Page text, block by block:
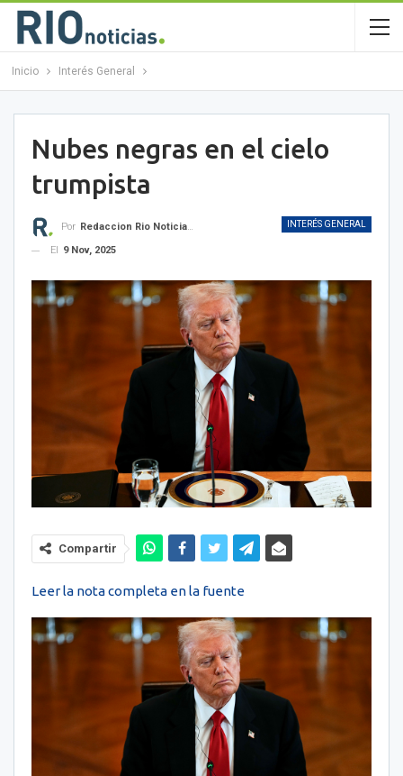
Inicio Interés General
Nubes negras en el cielo
trumpista
INTERÉS GENERAL
Por Redaccion Rio Noticias OK
El
9 Nov, 2025
Compartir
Leer la nota completa en la fuente